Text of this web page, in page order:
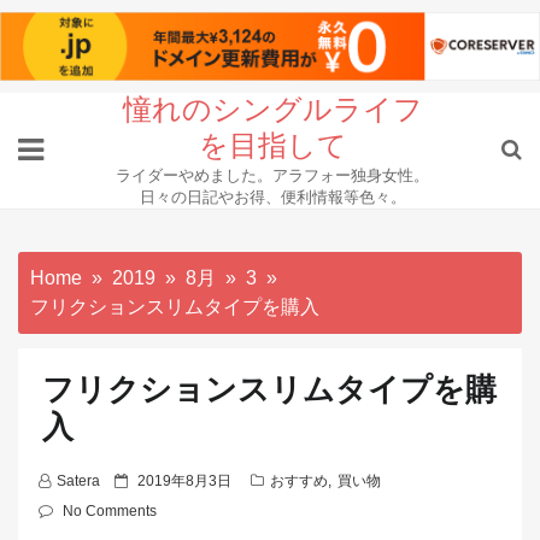
content
憧れのシングルライフ
を目指して
ライダーやめました。アラフォー独身女性。
日々の日記やお得、便利情報等色々。
Home 2019 8月
3
フリクションスリムタイプを購入
フリクションスリムタイプを購
入
Satera
P
o
2019年8月3日 おすすめ, 買い物
No Comments